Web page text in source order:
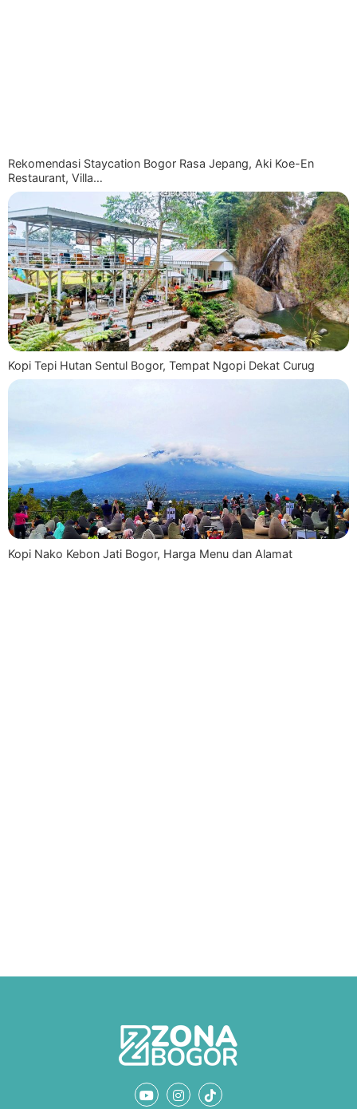
Rekomendasi Staycation Bogor Rasa Jepang, Aki Koe-En
Restaurant, Villa…
Kopi Tepi Hutan Sentul Bogor, Tempat Ngopi Dekat Curug
Kopi Nako Kebon Jati Bogor, Harga Menu dan Alamat